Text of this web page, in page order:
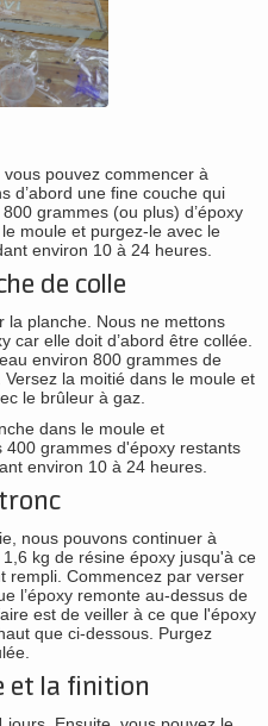
pouvez commencer à
d’abord une fine couche qui
grammes (ou plus) d’époxy
moule et purgez-le avec le
environ 10 à 24 heures.
de colle
la planche. Nous ne mettons
car elle doit d’abord être collée.
environ 800 grammes de
la moitié dans le moule et
le brûleur à gaz.
dans le moule et
400 grammes d'époxy restants
environ 10 à 24 heures.
nous pouvons continuer à
kg de résine époxy jusqu'à ce
rempli. Commencez par verser
l’époxy remonte au-dessus de
est de veiller à ce que l'époxy
que ci-dessous. Purgez
et la finition